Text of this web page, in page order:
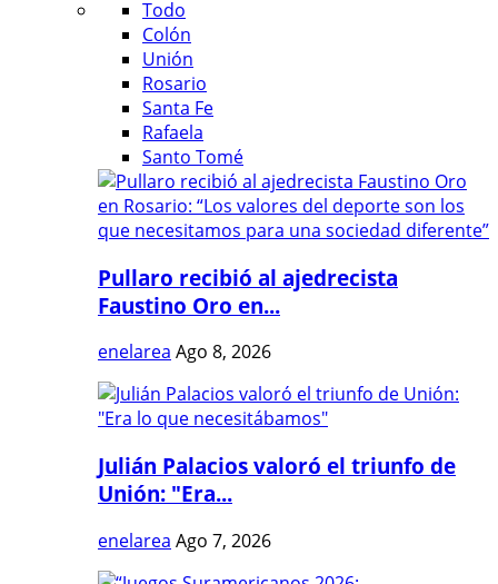
Todo
Colón
Unión
Rosario
Santa Fe
Rafaela
Santo Tomé
Pullaro recibió al ajedrecista
Faustino Oro en...
enelarea Ago 8, 2026
Julián Palacios valoró el triunfo de
Unión: "Era...
enelarea Ago 7, 2026